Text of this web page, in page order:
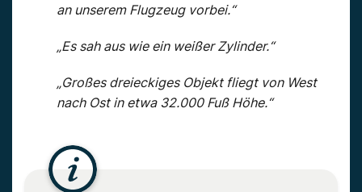
an unserem Flugzeug vorbei.“
„Es sah aus wie ein weißer Zylinder.“
„Großes dreieckiges Objekt fliegt von West
nach Ost in etwa 32.000 Fuß Höhe.“